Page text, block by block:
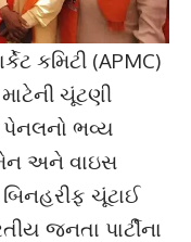
કમિટી (APMC)
ચૂંટણી
પેનલનો ભવ્ય
અને વાઇસ
ચૂંટાઈ
જનતા પાર્ટીના